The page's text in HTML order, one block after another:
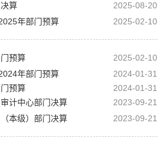
算
2025-08-20
年部门预算
2025-02-10
预算
2025-02-10
年部门预算
2024-01-31
预算
2024-01-31
计中心部门决算
2023-09-21
本级）部门决算
2023-09-21